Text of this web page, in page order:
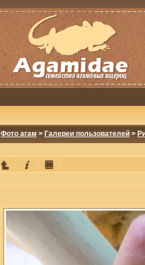
Фото агам > Галереи пользователей >